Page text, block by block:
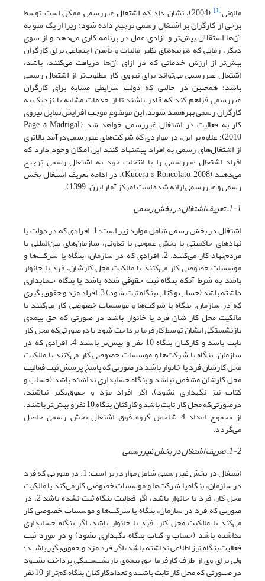
مالونی[1] (2004)، نشان داد که اشتغال غیررسمی ممکن است توسط
برخی از کارگران بر اشتغال رسمی ترجیح داده شود؛ زیرا از یک سو به
آن‌ها استقلال بیش‌تر و آزادی عمل در برنامه کاری می‌دهد و از سوی
دیگر، زمانی که هزینه‌های نظیر مالیات و تأمین اجتماعی برای کارگران
بیش‌تر از ارزش خدماتی که در ازای آن‌ها دریافت می‌کنند، باشد،
اشتغال غیررسمی می‌تواند برای نیروی کار مطلوب‌تر از اشتغال رسمی
باشد؛ همچنین در حالتی که دولت شرایطی مشابه برای کارگران
غیررسمی فراهم کند که قادر باشند تا از خدمات مشابه یا نزدیک به
کارگران رسمی بهرهمند شوند، این موضوع موجب افزایش تمایل نیروی
کار به فعالیت در اشتغال غیررسمی خواهد شد (Page & Madrigal,
2010)؛ علاوه بر این، در مواردی که شرکت‌های غیررسمی درآمد بالاتری
از اشتغال‌های رسمی به افراد پیشنهاد کنند این امکان وجود دارد که
افراد اشتغال غیررسمی را با انتخاب خود به اشتغال رسمی ترجیح
می‌دهند (Kucera & Roncolato, 2008). در ادامه تعریف اشتغال بخش
رسمی و غیررسمی ارائه شده است (مرکز آمار ایرن، 1399).
1-1.تعریف اشتغال در بخش رسمی
اشتغال در بخش رسمی شامل موارد زیر است: 1. افرادی که در دولت یا
نهادهای حاکمیتی یا بخش عمومی یا تعاونی، سازمان‌های بین‌المللی یا
مردم‌نهاد کار می‌کنند. 2. افرادی که در سازمان، بنگاه یا شرکت‌ها و
موسسات خصوصی کار می‌کنند یا مالکیت محل کارشان، فرد یا خانوار
باشد به شرط آنکه بنگاه ثبت حقوقی شده باشد یا بنگاه حسابداری
داشته باشد (حساب و کتاب بنگاه ثبت شود) 3. افراد مزد و حقوق‌بگیری
که در سازمان، بنگاه یا شرکت‌ها و موسسات خصوصی کار می‌کنند یا
مالکیت محل کار شان فرد یا خانوار باشد در صورتی که حق بیمه‌ی
بازنشستگی ایشان توسط کارفرما پرداخت شود یا درصورتی‌که محل کار
ثابت باشد و کارکنان بنگاه 10 نفر و بیش‌تر باشند 4. افرادی که در
سازمان، بنگاه یا شرکت‌ها و موسسات خصوصی کار می‌کنند یا مالکیت
محل کارشان فرد یا خانوار باشد در صورتی که پاسخ پرسش ثبت فعالیت
محل کارشان مشخص نباشد و بنگاه حسابداری نداشته باشد (حساب و
کتاب نیز نگهداری نشود)، اگر افراد مزد و حقوق‌بگیر نباشند،
درصورتی‌که محل کار ثابت باشد و کارکنان بنگاه 10 نفر و بیش‌تر باشند.
از مجموع اعداد 4 شاخص گروه فوق اشتغال بخش رسمی حاصل
می‌گردد.
1-2. تعریف اشتغال در بخش غیررسمی
اشتغال در بخش غیررسمی شامل موارد زیر است: 1. در صورتی که فرد
در سازمان، بنگاه یا شرکت‌ها و موسسات خصوصی کار می‌کند یا مالکیت
محل کار، فرد یا خانوار باشد، اگر فعالیت بنگاه ثبت نشده باشد 2. در
صورتی که فرد در سازمان، بنگاه یا شرکت‌ها و موسسات خصوصی کار
می‌کند یا مالکیت محل کار، فرد یا خانوار باشد، اگر بنگاه حسابداری
نداشته باشد (حساب و کتاب بنگاه نگهداری نشود) و در مورد ثبت
فعالیت بنگاه نیز اطلاعی نداشته باشد، اگر فرد مزد و حقوق‌بگیر باشــد؛
ولی برای وی از طرف کارفرما حق بیمه‌ی بازنشــســتگی پرداخت نشــود
در صــورتی که محل کار ثابت باشــد و تعدادکارکنان بنگاه کم‌تر از 10 نفر